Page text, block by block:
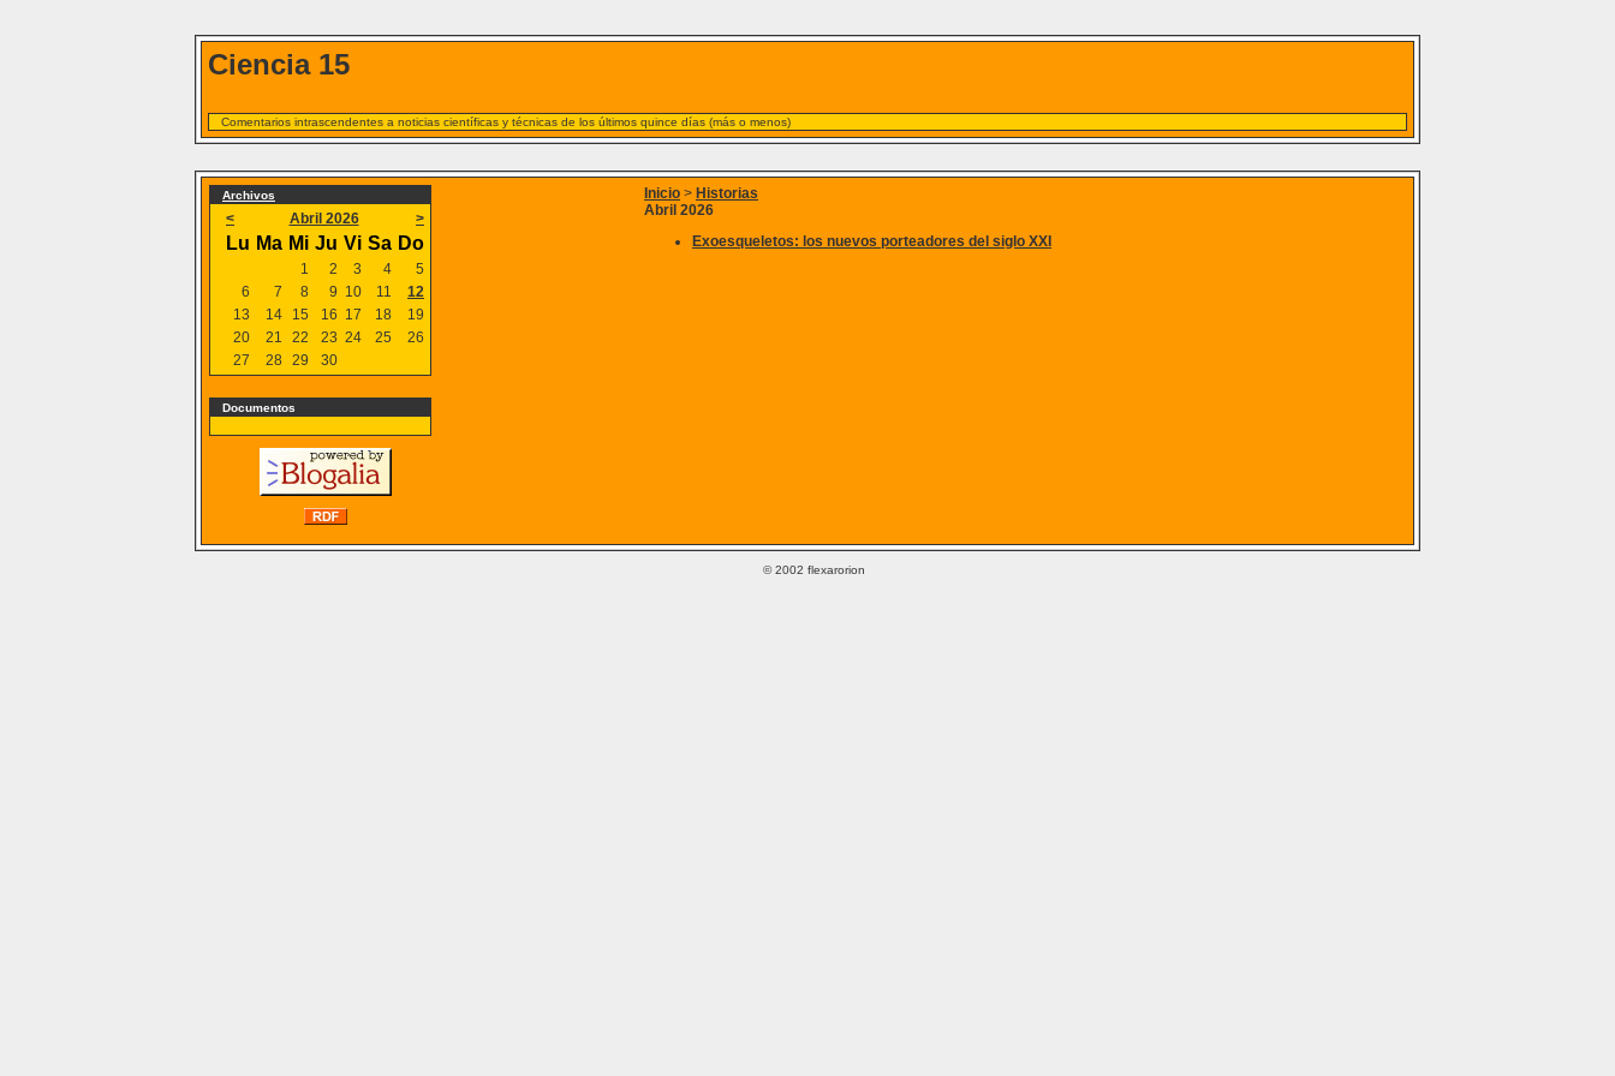
Ciencia 15
Comentarios intrascendentes a noticias científicas y técnicas de los últimos quince días (más o menos)
Archivos
< Abril 2026 >
Lu Ma Mi Ju Vi Sa Do
1 2 3 4
5
6
7 8 9 10 11
12
13
14 15 16 17 18
19
20
21 22 23 24 25
26
27
28 29 30
Documentos
Inicio > Historias
Abril 2026
Exoesqueletos: los nuevos porteadores del siglo XXI
© 2002 flexarorion